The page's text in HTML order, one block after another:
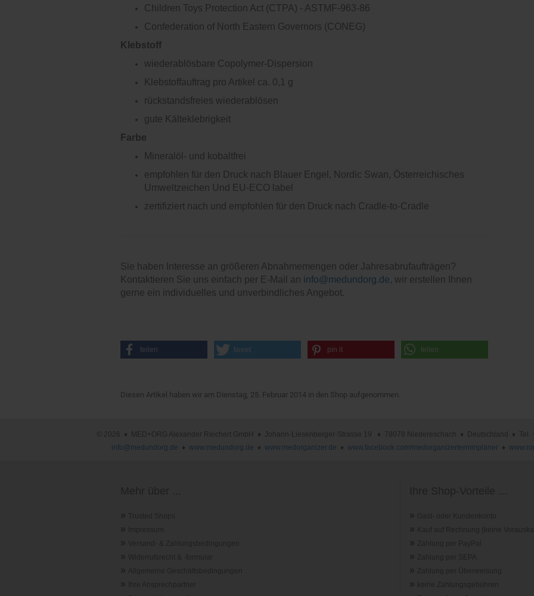
Children Toys Protection Act (CTPA) - ASTMF-963-86
Confederation of North Eastern Governors (CONEG)
Klebstoff
wiederablösbare Copolymer-Dispersion
Klebstoffauftrag pro Artikel ca. 0,1 g
rückstandsfreies wiederablösen
gute Kälteklebrigkeit
Farbe
Mineralöl- und kobaltfrei
empfohlen für den Druck nach Blauer Engel, Nordic Swan, Österreichisches
Umweltzeichen Und EU-ECO label
zertifiziert nach und empfohlen für den Druck nach Cradle-to-Cradle
Sie haben Interesse an größeren Abnahmemengen oder Jahresabrufaufträgen?
Kontaktieren Sie uns einfach per E-Mail an info@medundorg.de, wir erstellen Ihnen
gerne ein individuelles und unverbindliches Angebot.
teilen tweet pin it teilen
Diesen Artikel haben wir am Dienstag, 25. Februar 2014 in den Shop aufgenommen.
© 2026 ♦ MED+ORG Alexander Reichert GmbH ♦ Johann-Liesenberger-Strasse 19 ♦ 78078 Niedereschach ♦ Deutschland ♦ Tel.
info@medundorg.de ♦ www.medundorg.de ♦ www.medorganizer.de ♦ www.facebook.com/medorganizerterminplaner ♦